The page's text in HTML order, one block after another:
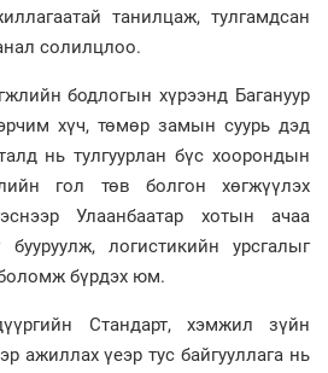
танилцаж, тулгамдсан
солилцлоо.
бодлогын хүрээнд Багануур
хүч, төмөр замын суурь дэд
нь тулгуурлан бүс хоорондын
гол төв болгон хөгжүүлэх
Улаанбаатар хотын ачаа
логистикийн урсгалыг
бүрдэх юм.
Стандарт, хэмжил зүйн
ажиллах үеэр тус байгууллага нь